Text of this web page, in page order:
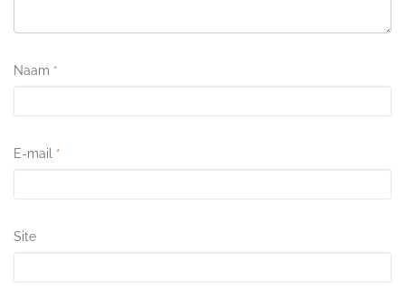
Naam *
E-mail *
Site